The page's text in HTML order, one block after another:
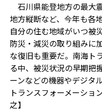
石川県能登地方の最大
地方縦断など、今年も各
自分の住む地域がいつ被
防災・減災の取り組みに
な復旧も重要だ。南海ト
る中、被災状況の早期把
ーンなどの機器やデジタ
トランスフォーメーショ
之】